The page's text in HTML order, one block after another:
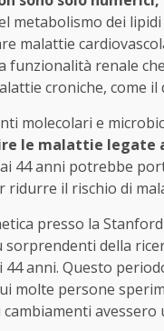
metabolismo dei
malattie
renale
croniche, come il
molecolari e
le malattie legate
44 anni potrebbe
il rischio di
presso la
della
anni. Questo
molte persone
avessero